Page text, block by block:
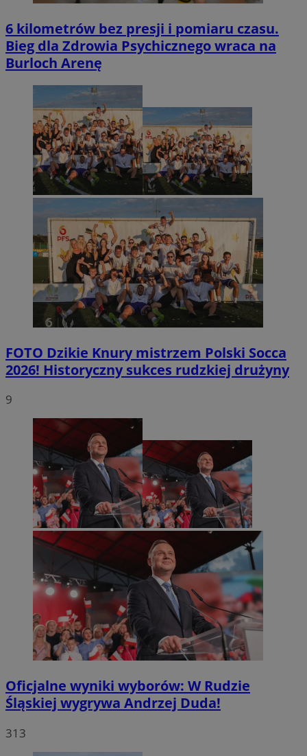
6 kilometrów bez presji i pomiaru czasu.
Bieg dla Zdrowia Psychicznego wraca na
Burloch Arenę
FOTO Dzikie Knury mistrzem Polski Socca
2026! Historyczny sukces rudzkiej drużyny
9
Oficjalne wyniki wyborów: W Rudzie
Śląskiej wygrywa Andrzej Duda!
313